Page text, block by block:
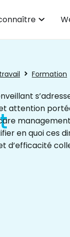
Formation
attention
en quoi ces
d’efficacité